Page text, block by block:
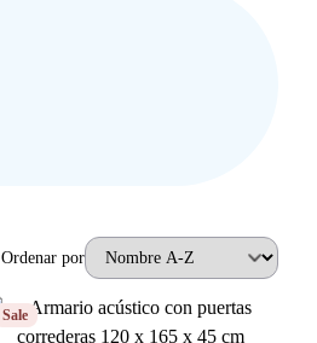
Ordenar por
Sale